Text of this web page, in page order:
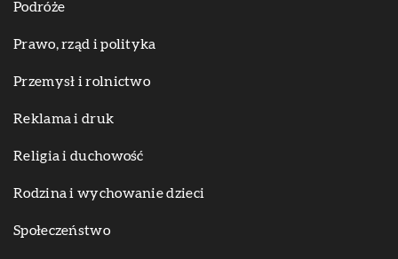
Podróże
Prawo, rząd i polityka
Przemysł i rolnictwo
Reklama i druk
Religia i duchowość
Rodzina i wychowanie dzieci
Społeczeństwo